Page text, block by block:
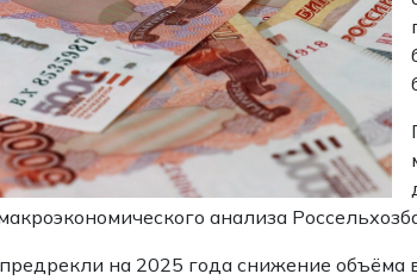
анализа
на 2025 года снижение объёма